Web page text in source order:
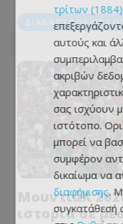
ΔΙΑΒΆΣΤΕ
Μουντιάλ
ιστορία σε
τρίτων (1884)
αυτούς και
ακριβών
σας ισχύουν
ιστότοπο.
μπορεί να
συμφέρον
δικαίωμα να
διαφήμισης.
συγκατάθεσή